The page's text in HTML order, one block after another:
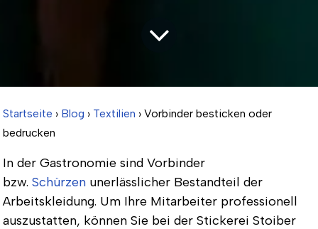
Startseite › Blog › Textilien › Vorbinder besticken oder
bedrucken
In der Gastronomie sind Vorbinder
bzw. Schürzen unerlässlicher Bestandteil der
Arbeitskleidung. Um Ihre Mitarbeiter professionell
auszustatten, können Sie bei der Stickerei Stoiber